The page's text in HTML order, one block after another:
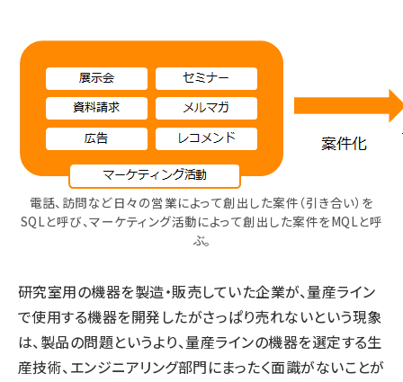
電話、訪問など日々の営業によって創出した案件（引き合い）を
SQLと呼び、マーケティング活動によって創出した案件をMQLと呼
ぶ。
研究室用の機器を製造・販売していた企業が、量産ライン
で使用する機器を開発したがさっぱり売れないという現象
は、製品の問題というより、量産ラインの機器を選定する生
産技術、エンジニアリング部門にまったく面識がないことが